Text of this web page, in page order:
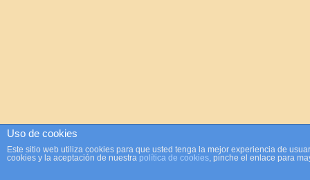
Uso de cookies
Este sitio web utiliza cookies para que usted tenga la mejor experiencia de
cookies y la aceptación de nuestra política de cookies, pinche el enlace para